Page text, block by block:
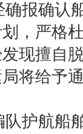
确报确认
，严格
现擅自
将给予
护航船